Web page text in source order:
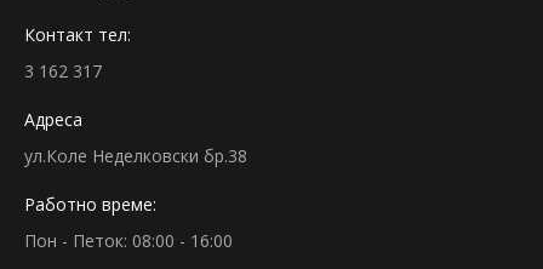
Контакт тел:
3 162 317
Адреса
ул.Коле Неделковски бр.38
Работно време:
Пон - Петок: 08:00 - 16:00